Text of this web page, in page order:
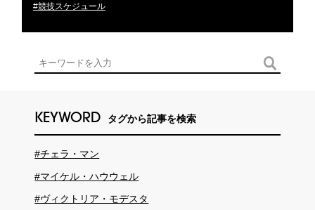
#競技スケジュール
KEYWORD タグから記事を検索
#チェラ・マン
#マイケル・ハウウェル
#ヴィクトリア・モデスタ